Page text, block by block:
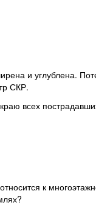
и углублена.
СКР.
всех
к